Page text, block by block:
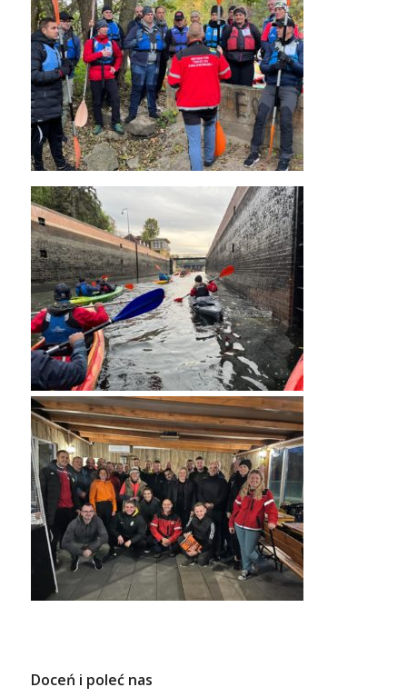
Doceń i poleć nas